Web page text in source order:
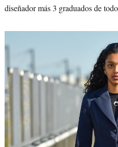
diseñador más 3 graduados de